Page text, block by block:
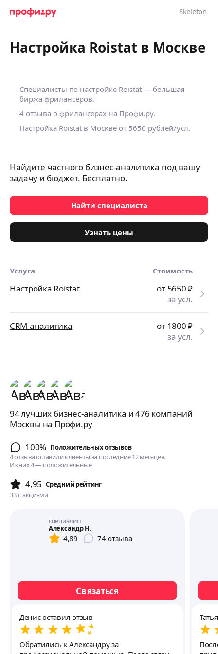
Настройка Roistat в Москве
Специалисты по настройке Roistat — большая
биржа фрилансеров.
4 отзыва о фрилансерах на Профи.ру.
Настройка Roistat в Москве от 5650 рублей/усл.
Найдите частного бизнес-аналитика под вашу
задачу и бюджет. Бесплатно.
Найти специалиста
Узнать цены
Услуга Стоимость
Настройка Roistat от 5650₽
за усл.
CRM-аналитика от 1800₽
за усл.
94 лучших бизнес-аналитика и 476 компаний
Москвы на Профи.ру
100% Положительных отзывов
4 отзыва оставили клиенты за последние 12 месяцев.
Из них 4 — положительные
4,95 Cредний рейтинг
33 с акциями
специалист
Александр Н.
4,89 74отзыва
Связаться
Денис оставил отзыв
Обратились к Александру за